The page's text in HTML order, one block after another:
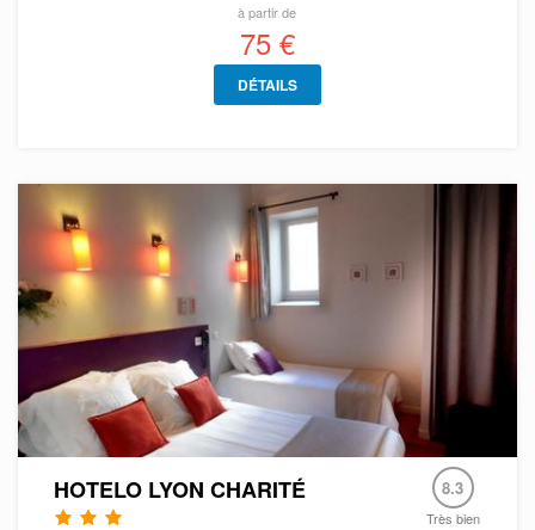
à partir de
75 €
DÉTAILS
HOTELO LYON CHARITÉ 8.3
Très bien